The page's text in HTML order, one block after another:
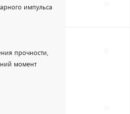
импульса
прочности,
момент